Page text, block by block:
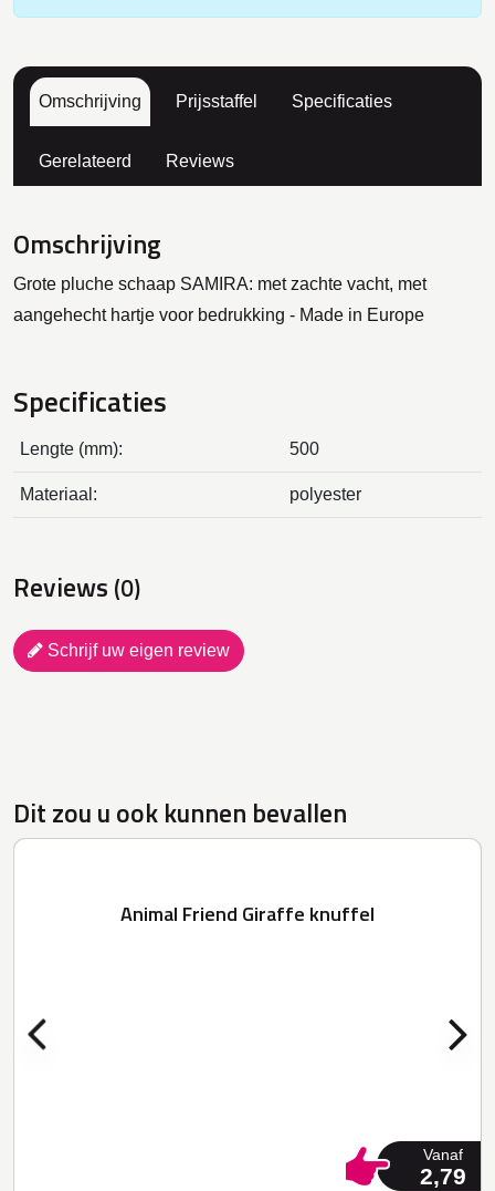
Omschrijving Prijsstaffel Specificaties
Gerelateerd Reviews
Omschrijving
Grote pluche schaap SAMIRA: met zachte vacht, met
aangehecht hartje voor bedrukking - Made in Europe
Specificaties
Lengte (mm): 500
Materiaal: polyester
Reviews (0)
Schrijf uw eigen review
Dit zou u ook kunnen bevallen
Animal Friend Giraffe knuffel
Vanaf
2,79